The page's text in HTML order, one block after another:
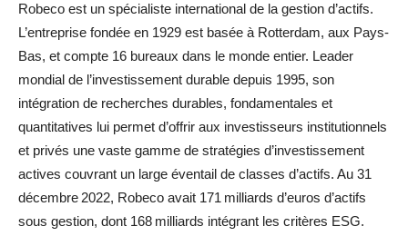
Robeco est un spécialiste international de la gestion d’actifs.
L’entreprise fondée en 1929 est basée à Rotterdam, aux Pays-
Bas, et compte 16 bureaux dans le monde entier. Leader
mondial de l’investissement durable depuis 1995, son
intégration de recherches durables, fondamentales et
quantitatives lui permet d’offrir aux investisseurs institutionnels
et privés une vaste gamme de stratégies d’investissement
actives couvrant un large éventail de classes d’actifs. Au 31
décembre 2022, Robeco avait 171 milliards d’euros d’actifs
sous gestion, dont 168 milliards intégrant les critères ESG.